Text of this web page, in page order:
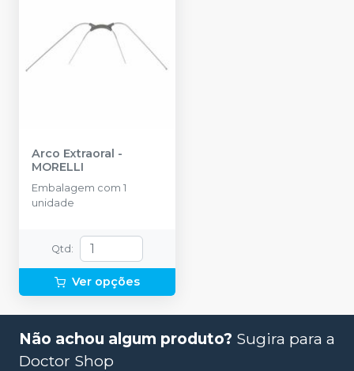
Arco Extraoral -
MORELLI
Embalagem com 1
unidade
Qtd :
Ver opções
Não achou algum produto? Sugira para a
Doctor Shop